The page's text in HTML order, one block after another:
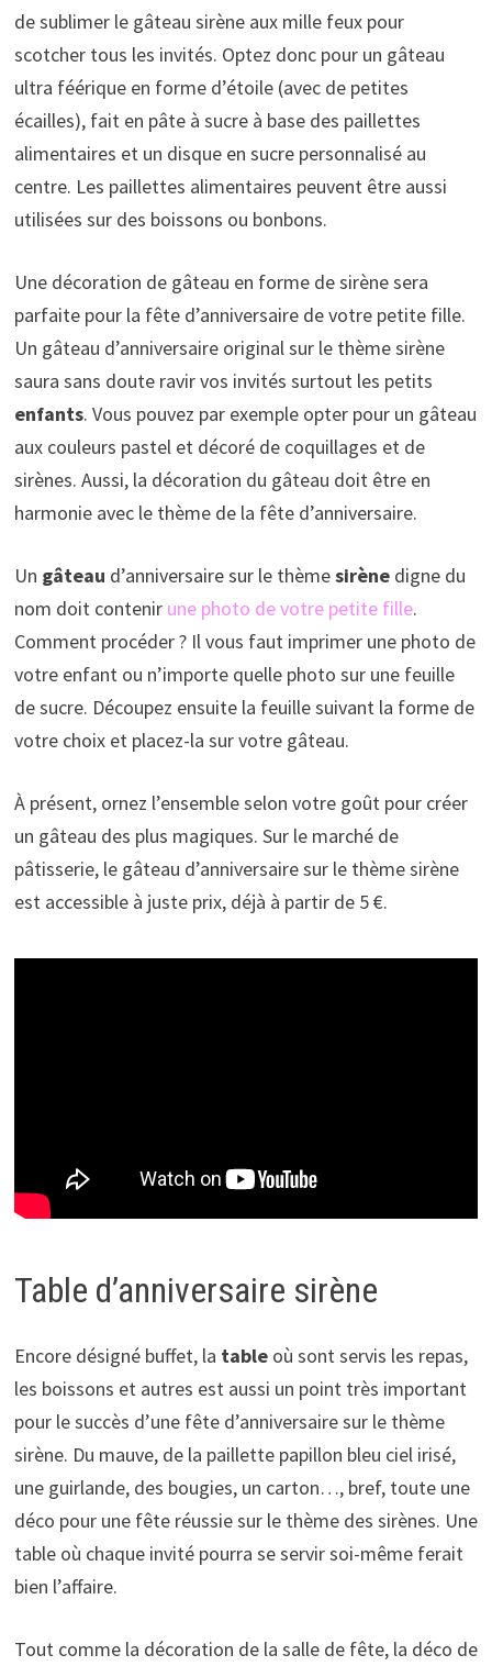
de sublimer le gâteau sirène aux mille feux pour
scotcher tous les invités. Optez donc pour un gâteau
ultra féérique en forme d’étoile (avec de petites
écailles), fait en pâte à sucre à base des paillettes
alimentaires et un disque en sucre personnalisé au
centre. Les paillettes alimentaires peuvent être aussi
utilisées sur des boissons ou bonbons.
Une décoration de gâteau en forme de sirène sera
parfaite pour la fête d’anniversaire de votre petite fille.
Un gâteau d’anniversaire original sur le thème sirène
saura sans doute ravir vos invités surtout les petits
enfants. Vous pouvez par exemple opter pour un gâteau
aux couleurs pastel et décoré de coquillages et de
sirènes. Aussi, la décoration du gâteau doit être en
harmonie avec le thème de la fête d’anniversaire.
Un gâteau d’anniversaire sur le thèmesirènedigne du
nom doit contenir une photo de votre petite fille.
Comment procéder ? Il vous faut imprimer une photo de
votre enfant ou n’importe quelle photo sur une feuille
de sucre. Découpez ensuite la feuille suivant la forme de
votre choix et placez-la sur votre gâteau.
À présent, ornez l’ensemble selon votre goût pour créer
un gâteau des plus magiques. Sur le marché de
pâtisserie, le gâteau d’anniversaire sur le thème sirène
est accessible à juste prix, déjà à partir de 5 €.
Table d’anniversaire sirène
Encore désigné buffet, la table où sont servis les repas,
les boissons et autres est aussi un point très important
pour le succès d’une fête d’anniversaire sur le thème
sirène. Du mauve, de la paillette papillon bleu ciel irisé,
une guirlande, des bougies, un carton…, bref, toute une
déco pour une fête réussie sur le thème des sirènes. Une
table où chaque invité pourra se servir soi-même ferait
bien l’affaire.
Tout comme la décoration de la salle de fête, la déco de